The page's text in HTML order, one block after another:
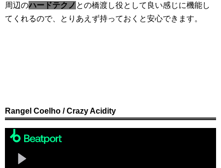
周辺のハードテクノ との橋渡し役として良い感じに機能し
てくれるので、とりあえず持っておくと安心できます。
Rangel Coelho / Crazy Acidity